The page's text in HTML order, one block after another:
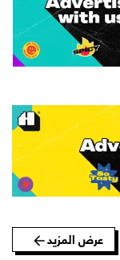
عرض المزيد